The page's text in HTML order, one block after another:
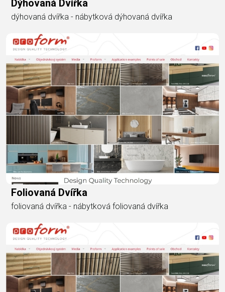
Dýhovaná Dvířka
dýhovaná dvířka - nábytková dýhovaná dvířka
Foliovaná Dvířka
foliovaná dvířka - nábytková foliovaná dvířka